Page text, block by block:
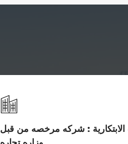
الابتكارية : شركه مرخصه من قبل